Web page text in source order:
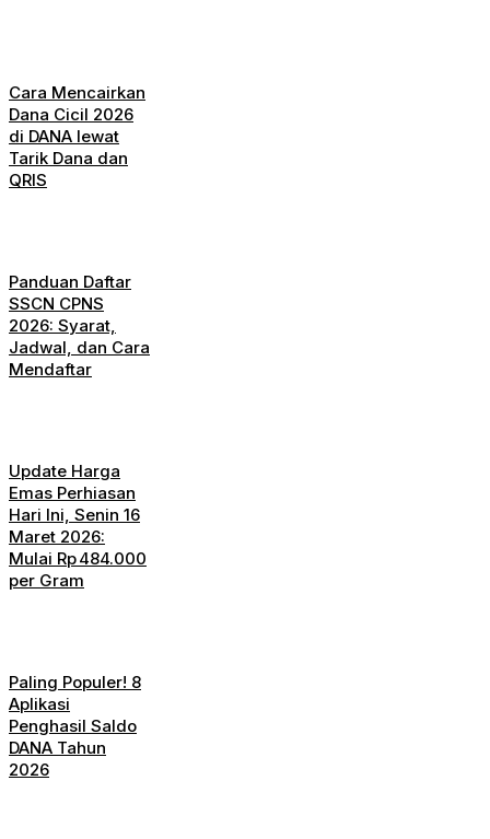
Cara Mencairkan
Dana Cicil 2026
di DANA lewat
Tarik Dana dan
QRIS
Panduan Daftar
SSCN CPNS
2026: Syarat,
Jadwal, dan Cara
Mendaftar
Update Harga
Emas Perhiasan
Hari Ini, Senin 16
Maret 2026:
Mulai Rp 484.000
per Gram
Paling Populer! 8
Aplikasi
Penghasil Saldo
DANA Tahun
2026